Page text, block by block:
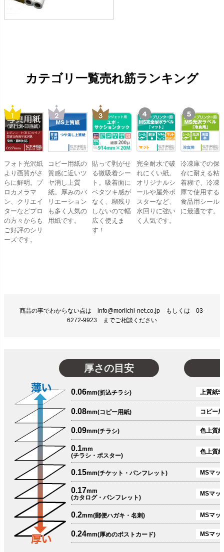
カテゴリ一覧売れ筋ランキング
フォト光沢紙
より画質がさ
らに鮮明。プ
ロカメラマ
ン、クリエイ
ターなどプロ
の方々からも
ご好評のシリ
ーズです。
コピー用紙の
質感に近いツ
ヤ消し上質
紙。厚みのバ
リエーション
も多く人気の
用紙です。
貼って剥がせ
る微吸着シー
ト。吸着面に
ベタツキ感が
なく、糊残り
しないので幅
広く使えま
す！
完全耐水で破
れにくい紙。
オリジナルシ
ールや屋外ポ
スターなど、
水回りに強い
く人気です。
冷凍庫での保
存に耐える粘
着糊で、冷凍
庫で使用する
食品用シール
に最適です。
商品の事でわからない点は info@moriichi-net.co.jp もしくは 03-
6272-9923 までご相談ください
厚さの目安
0.06mm(折込チラシ) 上質紙
0.08mm(コピー用紙) コピー
0.09mm(チラシ) 色上質
0.1mm
(チラシ・ポスター)
色上質
0.15mm(チケット・パンフレット) MSマッ
0.17mm
(カタログ・パンフレット)
MSマッ
0.2mm(郵便ハガキ・名刺) MSマッ
0.24mm(厚めのポストカード) MSマッ